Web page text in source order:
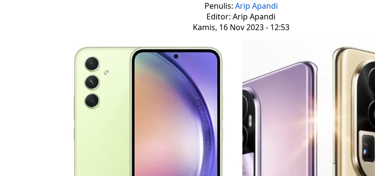
Penulis: Arip Apandi
Editor: Arip Apandi
Kamis, 16 Nov 2023 - 12:53